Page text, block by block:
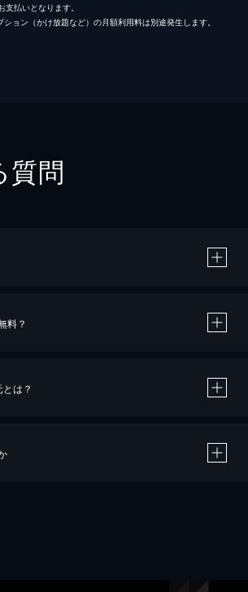
払いとなります。
ョン（かけ放題など）の月額利用料は別途発生します。
質問
料？
は？